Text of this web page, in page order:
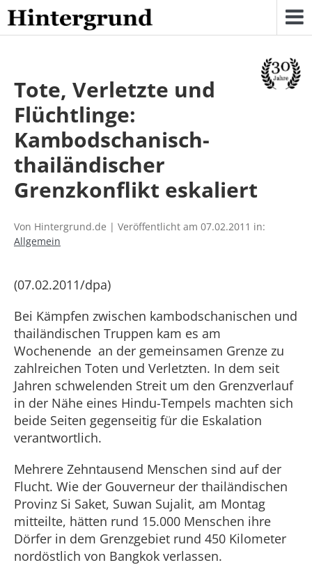
Skip
to
content
Tote, Verletzte und
Flüchtlinge:
Kambodschanisch-
thailändischer
Grenzkonflikt eskaliert
Von Hintergrund.de | Veröffentlicht am 07.02.2011 in:
Allgemein
(07.02.2011/dpa)
Bei Kämpfen zwischen kambodschanischen und
thailändischen Truppen kam es am
Wochenende an der gemeinsamen Grenze zu
zahlreichen Toten und Verletzten. In dem seit
Jahren schwelenden Streit um den Grenzverlauf
in der Nähe eines Hindu-Tempels machten sich
beide Seiten gegenseitig für die Eskalation
verantwortlich.
Mehrere Zehntausend Menschen sind auf der
Flucht. Wie der Gouverneur der thailändischen
Provinz Si Saket, Suwan Sujalit, am Montag
mitteilte, hätten rund 15.000 Menschen ihre
Dörfer in dem Grenzgebiet rund 450 Kilometer
nordöstlich von Bangkok verlassen.